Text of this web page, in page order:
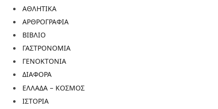
ΑΘΛΗΤΙΚΑ
ΑΡΘΡΟΓΡΑΦΙΑ
ΒΙΒΛΙΟ
ΓΑΣΤΡΟΝΟΜΙΑ
ΓΕΝΟΚΤΟΝΙΑ
ΔΙΑΦΟΡΑ
ΕΛΛΑΔΑ – ΚΟΣΜΟΣ
ΙΣΤΟΡΙΑ